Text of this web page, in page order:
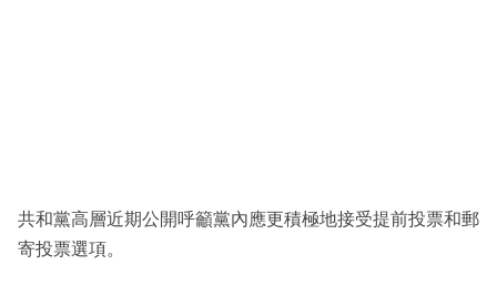
閱
共和黨高層近期公開呼籲黨內應更積極地接受提前投票和郵
寄投票選項。